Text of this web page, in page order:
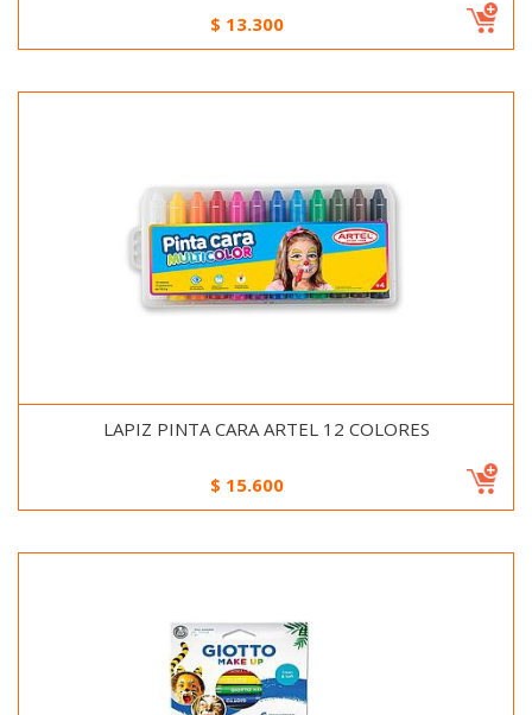
$ 13.300
LAPIZ PINTA CARA ARTEL 12 COLORES
$ 15.600